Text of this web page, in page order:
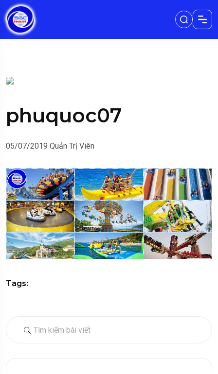
phuquoc07
05/07/2019 Quản Trị Viên
Tags: